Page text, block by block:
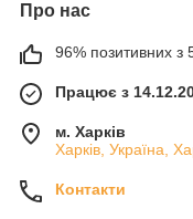
Про нас
96% позитивних з
Працює з
м. Харків
Харків, Україна,
Контакти